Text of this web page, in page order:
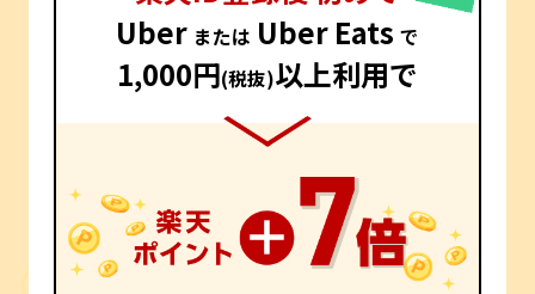
Uber または Uber Eats で
1,000円(税抜)以上利用で